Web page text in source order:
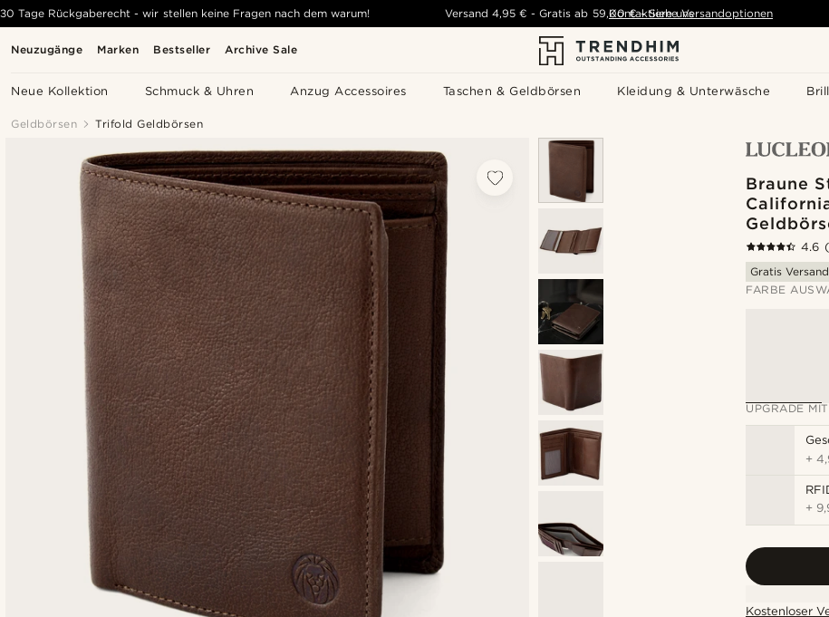
Neuzugänge Marken Bestseller Archive Sale
Neue Kollektion Schmuck & Uhren Anzug Accessoires Taschen & Geldbörsen Kleidung & Unterwäsche
30 Tage Rückgaberecht - wir stellen keine Fragen nach dem warum! Versand 4,95 € -Gratis ab 59,00 € - Siehe Versandoptionen
Kontaktiere uns
Geldbörsen Trifold Geldbörsen
Braune
4.6
Gratis Versand
FARBE
UPGRADE MIT
+
+
Kostenloser